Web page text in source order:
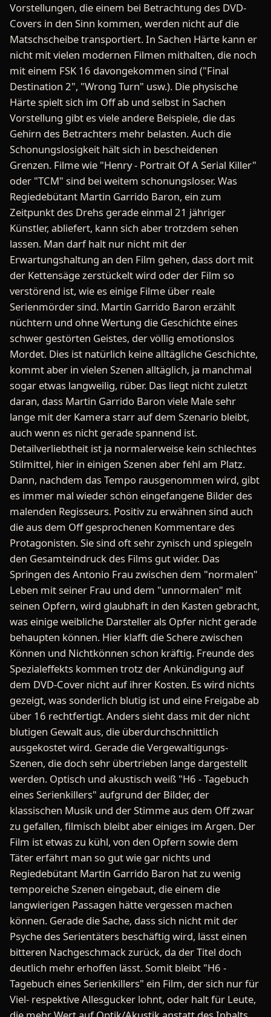
Vorstellungen, die einem bei Betrachtung des DVD-
Covers in den Sinn kommen, werden nicht auf die
Matschscheibe transportiert. In Sachen Härte kann er
nicht mit vielen modernen Filmen mithalten, die noch
mit einem FSK 16 davongekommen sind ("Final
Destination 2", "Wrong Turn" usw.). Die physische
Härte spielt sich im Off ab und selbst in Sachen
Vorstellung gibt es viele andere Beispiele, die das
Gehirn des Betrachters mehr belasten. Auch die
Schonungslosigkeit hält sich in bescheidenen
Grenzen. Filme wie "Henry - Portrait Of A Serial Killer"
oder "TCM" sind bei weitem schonungsloser. Was
Regiedebütant Martin Garrido Baron, ein zum
Zeitpunkt des Drehs gerade einmal 21 jähriger
Künstler, abliefert, kann sich aber trotzdem sehen
lassen. Man darf halt nur nicht mit der
Erwartungshaltung an den Film gehen, dass dort mit
der Kettensäge zerstückelt wird oder der Film so
verstörend ist, wie es einige Filme über reale
Serienmörder sind. Martin Garrido Baron erzählt
nüchtern und ohne Wertung die Geschichte eines
schwer gestörten Geistes, der völlig emotionslos
Mordet. Dies ist natürlich keine alltägliche Geschichte,
kommt aber in vielen Szenen alltäglich, ja manchmal
sogar etwas langweilig, rüber. Das liegt nicht zuletzt
daran, dass Martin Garrido Baron viele Male sehr
lange mit der Kamera starr auf dem Szenario bleibt,
auch wenn es nicht gerade spannend ist.
Detailverliebtheit ist ja normalerweise kein schlechtes
Stilmittel, hier in einigen Szenen aber fehl am Platz.
Dann, nachdem das Tempo rausgenommen wird, gibt
es immer mal wieder schön eingefangene Bilder des
malenden Regisseurs. Positiv zu erwähnen sind auch
die aus dem Off gesprochenen Kommentare des
Protagonisten. Sie sind oft sehr zynisch und spiegeln
den Gesamteindruck des Films gut wider. Das
Springen des Antonio Frau zwischen dem "normalen"
Leben mit seiner Frau und dem "unnormalen" mit
seinen Opfern, wird glaubhaft in den Kasten gebracht,
was einige weibliche Darsteller als Opfer nicht gerade
behaupten können. Hier klafft die Schere zwischen
Können und Nichtkönnen schon kräftig. Freunde des
Spezialeffekts kommen trotz der Ankündigung auf
dem DVD-Cover nicht auf ihrer Kosten. Es wird nichts
gezeigt, was sonderlich blutig ist und eine Freigabe ab
über 16 rechtfertigt. Anders sieht dass mit der nicht
blutigen Gewalt aus, die überdurchschnittlich
ausgekostet wird. Gerade die Vergewaltigungs-
Szenen, die doch sehr übertrieben lange dargestellt
werden. Optisch und akustisch weiß "H6 - Tagebuch
eines Serienkillers" aufgrund der Bilder, der
klassischen Musik und der Stimme aus dem Off zwar
zu gefallen, filmisch bleibt aber einiges im Argen. Der
Film ist etwas zu kühl, von den Opfern sowie dem
Täter erfährt man so gut wie gar nichts und
Regiedebütant Martin Garrido Baron hat zu wenig
temporeiche Szenen eingebaut, die einem die
langwierigen Passagen hätte vergessen machen
können. Gerade die Sache, dass sich nicht mit der
Psyche des Serientäters beschäftig wird, lässt einen
bitteren Nachgeschmack zurück, da der Titel doch
deutlich mehr erhoffen lässt. Somit bleibt "H6 -
Tagebuch eines Serienkillers" ein Film, der sich nur für
Viel- respektive Allesgucker lohnt, oder halt für Leute,